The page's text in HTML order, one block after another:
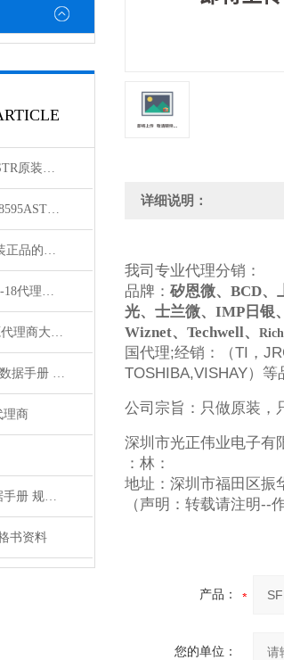
正确安装SDH8595ASTR原装正品为负载提供可靠电力
切记！正确安装SDH8595ASTR原装正品才能够确保稳定性和安全性
简述SY58215FAC原装正品的正确安装方法
SM7055资料 SM7055-18代理商SM7055-12资料
BP1360上海晶丰明源代理商大量现货出售
ATtiny2313资料 中文数据手册 规格书 PDF
理商
PS7052资料 中文数据手册 规格书 PDF
书资料
详细说明：
我司专业代理分销：
品牌： 矽恩微、 BCD、
光、士兰微、 IMP 日银
Wiznet、 Techwell、
国代理;经销：（TI，
TOSHIBA,VISHAY）等
公司宗旨：只做原装，
深圳市光正伟业电子有
：林：
地址：深圳市福田区振
（声明：转载请注明--
产品：
您的单位：